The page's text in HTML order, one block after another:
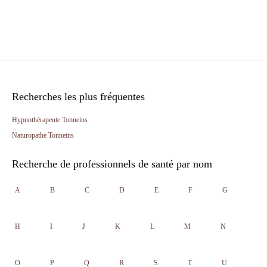
Recherches les plus fréquentes
Hypnothérapeute Tonneins
Naturopathe Tonneins
Recherche de professionnels de santé par nom
A B C D E F G
H I J K L M N
O P Q R S T U